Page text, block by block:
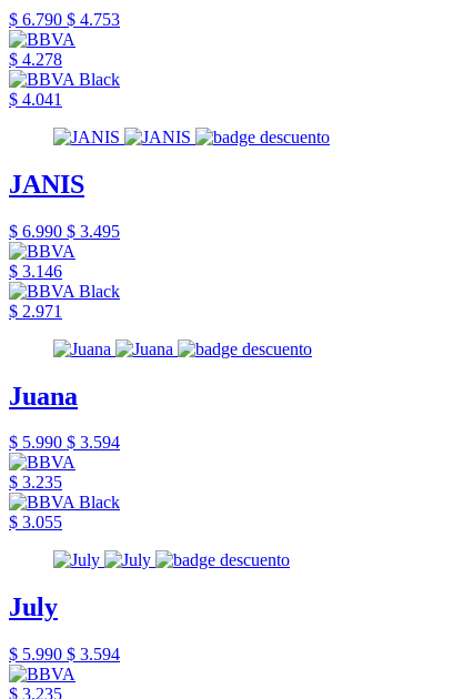
$ 6.790 $ 4.753
$ 4.278
$ 4.041
JANIS
$ 6.990 $ 3.495
$ 3.146
$ 2.971
Juana
$ 5.990 $ 3.594
$ 3.235
$ 3.055
July
$ 5.990 $ 3.594
$ 3.235